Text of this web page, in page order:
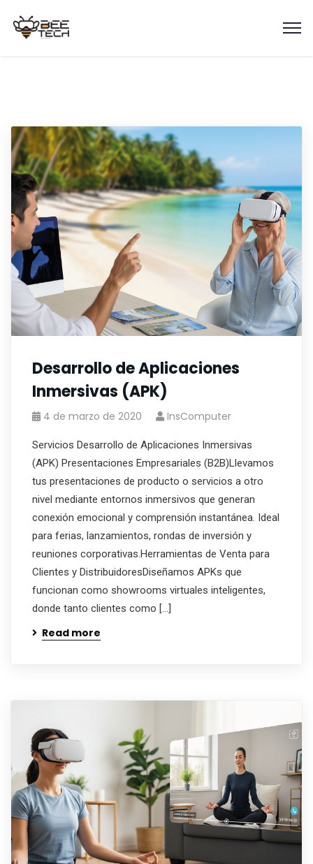
Desarrollo de Aplicaciones
Inmersivas (APK)
4 de marzo de 2020 InsComputer
Servicios Desarrollo de Aplicaciones Inmersivas
(APK) Presentaciones Empresariales (B2B)Llevamos
tus presentaciones de producto o servicios a otro
nivel mediante entornos inmersivos que generan
conexión emocional y comprensión instantánea. Ideal
para ferias, lanzamientos, rondas de inversión y
reuniones corporativas.Herramientas de Venta para
Clientes y DistribuidoresDiseñamos APKs que
funcionan como showrooms virtuales inteligentes,
donde tanto clientes como […]
Read more